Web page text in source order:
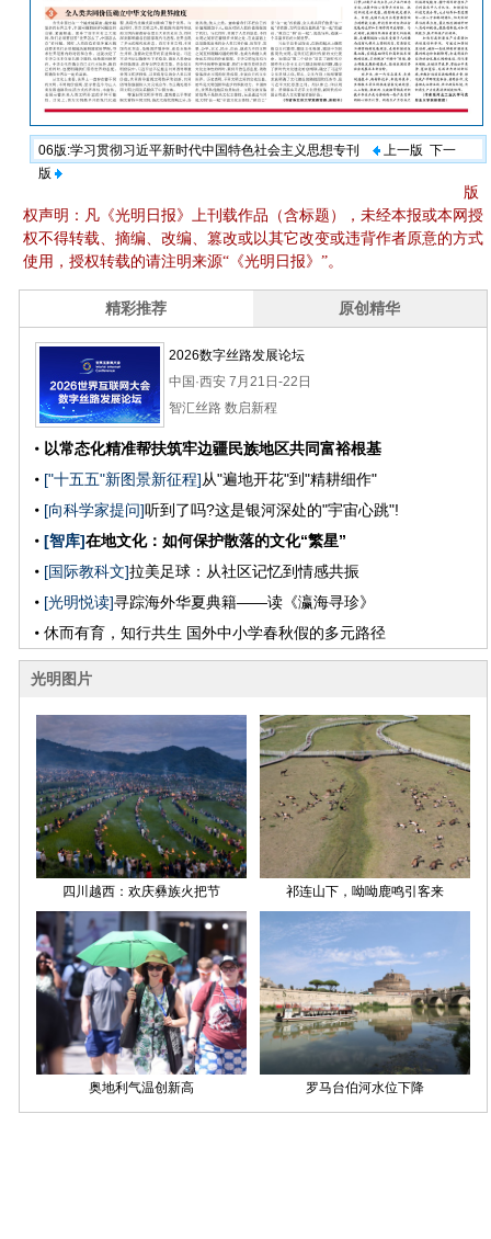
06版:学习贯彻习近平新时代中国特色社会主义思想专刊 上一版 下一
版
版
权声明：凡《光明日报》上刊载作品（含标题），未经本报或本网授
权不得转载、摘编、改编、篡改或以其它改变或违背作者原意的方式
使用，授权转载的请注明来源“《光明日报》”。